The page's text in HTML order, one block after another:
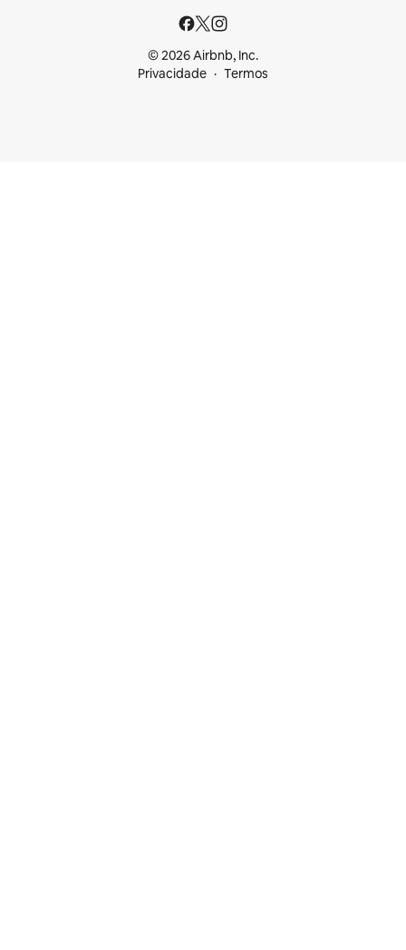
© 2026 Airbnb, Inc.
Privacidade
Termos